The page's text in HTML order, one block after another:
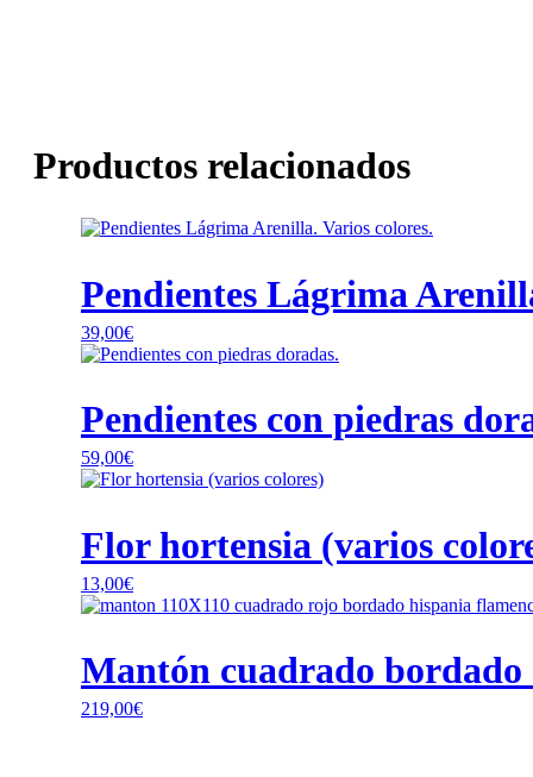
Productos relacionados
Pendientes Lágrima
39,00€
Este
múltiples
variantes.
Las
opciones
elegir
en
la
página
Pendientes con piedras
59,00€
Flor hortensia (varios
13,00€
Este
múltiples
variantes.
Las
opciones
elegir
en
la
Mantón cuadrado bordado
219,00€